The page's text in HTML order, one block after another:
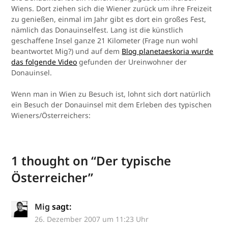
Wiens. Dort ziehen sich die Wiener zurück um ihre Freizeit
zu genießen, einmal im Jahr gibt es dort ein großes Fest,
nämlich das Donauinselfest. Lang ist die künstlich
geschaffene Insel ganze 21 Kilometer (Frage nun wohl
beantwortet Mig?) und auf dem Blog planetaeskoria wurde
das folgende Video gefunden der Ureinwohner der
Donauinsel.
Wenn man in Wien zu Besuch ist, lohnt sich dort natürlich
ein Besuch der Donauinsel mit dem Erleben des typischen
Wieners/Österreichers:
1 thought on “Der typische
Österreicher”
Mig sagt:
26. Dezember 2007 um 11:23 Uhr